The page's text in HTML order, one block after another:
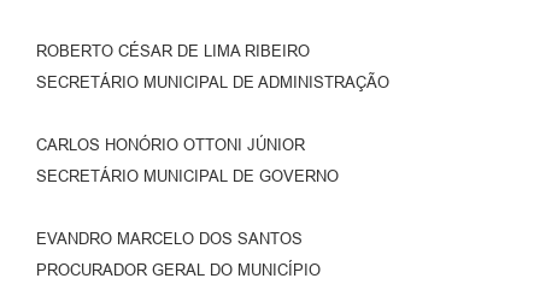
ROBERTO CÉSAR DE LIMA RIBEIRO
SECRETÁRIO MUNICIPAL DE ADMINISTRAÇÃO
CARLOS HONÓRIO OTTONI JÚNIOR
SECRETÁRIO MUNICIPAL DE GOVERNO
EVANDRO MARCELO DOS SANTOS
PROCURADOR GERAL DO MUNICÍPIO